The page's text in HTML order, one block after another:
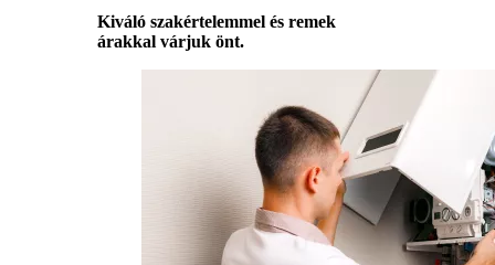
Kiváló szakértelemmel és remek
árakkal várjuk önt.